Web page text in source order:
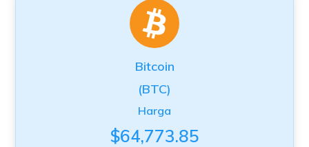
Bitcoin
(BTC)
Harga
$64,773.85